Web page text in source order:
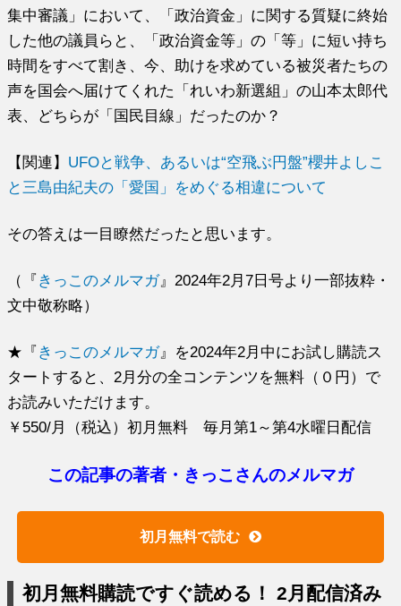
集中審議」において、「政治資金」に関する質疑に終始
した他の議員らと、「政治資金等」の「等」に短い持ち
時間をすべて割き、今、助けを求めている被災者たちの
声を国会へ届けてくれた「れいわ新選組」の山本太郎代
表、どちらが「国民目線」だったのか？
【関連】 UFOと戦争、あるいは“空飛ぶ円盤”櫻井よしこ
と三島由紀夫の「愛国」をめぐる相違について
その答えは一目瞭然だったと思います。
（『 きっこのメルマガ』2024年2月7日号より一部抜粋・
文中敬称略）
★『 きっこのメルマガ』を2024年2月中にお試し購読ス
タートすると、2月分の全コンテンツを無料（０円）で
お読みいただけます。
￥550/月（税込）初月無料 毎月第1～第4水曜日配信
この記事の著者・きっこさんのメルマガ
初月無料で読む
初月無料購読ですぐ読める！ 2月配信済み